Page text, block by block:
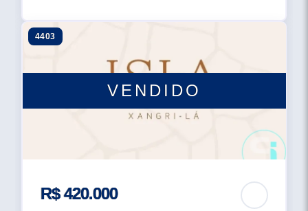
VENDIDO
4403
R$ 420.000